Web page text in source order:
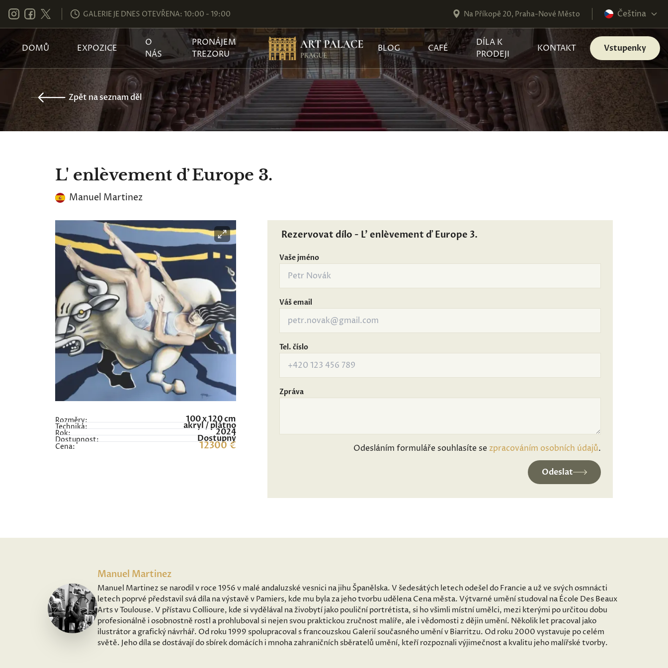
GALERIE JE DNES OTEVŘENA: 10:00 - 19:00 Na Příkopě 20, Praha-Nové Město Čeština
DOMŮ EXPOZICE
O
NÁS
PRONÁJEM
TREZORU
BLOG CAFÉ
DÍLA K
PRODEJI
KONTAKT Vstupenky
Zpět na seznam děl
L' enlèvement ď Europe 3.
Manuel Martinez
Rozměry: 100 x 120 cm
Technika: akryl / plátno
Rok: 2024
Dostupnost: Dostupný
Cena: 12300 €
Rezervovat dílo - L' enlèvement ď Europe 3.
Vaše jméno
Váš email
Tel. číslo
Zpráva
Odesláním formuláře souhlasíte se zpracováním osobních údajů.
Odeslat
Manuel Martinez
Manuel Martinez se narodil v roce 1956 v malé andaluzské vesnici na jihu Španělska. V šedesátých letech odešel do Francie a už ve svých osmnácti
letech poprvé představil svá díla na výstavě v Pamiers, kde mu byla za jeho tvorbu udělena Cena města. Výtvarné umění studoval na École Des Beaux
Arts v Toulouse. V přístavu Collioure, kde si vydělával na živobytí jako pouliční portrétista, si ho všimli místní umělci, mezi kterými po určitou dobu
profesionálně i osobnostně rostl a prohluboval si nejen svou praktickou zručnost malíře, ale i vědomosti z dějin umění. Několik let pracoval jako
ilustrátor a grafický návrhář. Od roku 1999 spolupracoval s francouzskou Galerií současného umění v Biarritzu. Od roku 2000 vystavuje po celém
světě. Jeho díla se dostávají do sbírek domácích i mnoha zahraničních sběratelů umění, kteří rozpoznali výjimečnost a kvalitu jeho malířské tvorby.